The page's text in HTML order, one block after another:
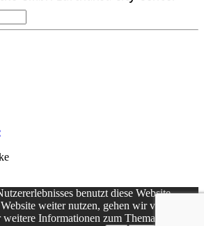
benutzt diese Website
weiter nutzen, gehen wir von Ihrem
Informationen zum Thema Cookies